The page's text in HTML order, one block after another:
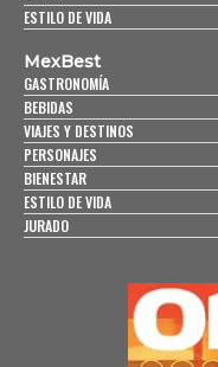
ESTILO DE VIDA
MexBest
GASTRONOMÍA
BEBIDAS
VIAJES Y DESTINOS
PERSONAJES
BIENESTAR
ESTILO DE VIDA
JURADO